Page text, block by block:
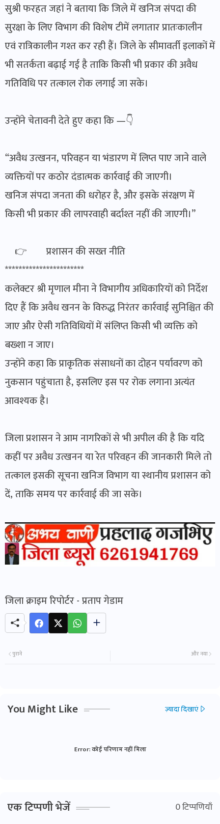
सुश्री फरहत जहां ने बताया कि जिले में खनिज संपदा की
सुरक्षा के लिए विभाग की विशेष टीमें लगातार प्रातःकालीन
एवं रात्रिकालीन गश्त कर रही हैं। जिले के सीमावर्ती इलाकों में
भी सतर्कता बढ़ाई गई है ताकि किसी भी प्रकार की अवैध
गतिविधि पर तत्काल रोक लगाई जा सके।
उन्होंने चेतावनी देते हुए कहा कि —👇
“अवैध उत्खनन, परिवहन या भंडारण में लिप्त पाए जाने वाले
व्यक्तियों पर कठोर दंडात्मक कार्रवाई की जाएगी।
खनिज संपदा जनता की धरोहर है, और इसके संरक्षण में
किसी भी प्रकार की लापरवाही बर्दाश्त नहीं की जाएगी।”
👉 प्रशासन की सख्त नीति
***********************
कलेक्टर श्री मृणाल मीना ने विभागीय अधिकारियों को निर्देश
दिए हैं कि अवैध खनन के विरुद्ध निरंतर कार्रवाई सुनिश्चित की
जाए और ऐसी गतिविधियों में संलिप्त किसी भी व्यक्ति को
बख्शा न जाए।
उन्होंने कहा कि प्राकृतिक संसाधनों का दोहन पर्यावरण को
नुकसान पहुंचाता है, इसलिए इस पर रोक लगाना अत्यंत
आवश्यक है।
जिला प्रशासन ने आम नागरिकों से भी अपील की है कि यदि
कहीं पर अवैध उत्खनन या रेत परिवहन की जानकारी मिले तो
तत्काल इसकी सूचना खनिज विभाग या स्थानीय प्रशासन को
दें, ताकि समय पर कार्रवाई की जा सके।
जिला क्राइम रिपोर्टर - प्रताप गेडाम
और नया
पुराने
You Might Like ज़्यादा दिखाएं
Error:कोई परिणाम नहीं मिला
एक टिप्पणी भेजें 0 टिप्पणियाँ